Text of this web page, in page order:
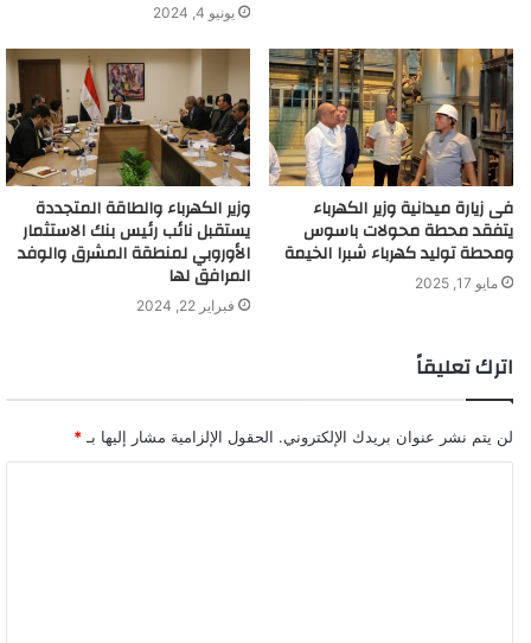
يونيو 4, 2024
فى زيارة ميدانية وزير الكهرباء
يتفقد محطة محولات باسوس
ومحطة توليد كهرباء شبرا الخيمة
مايو 17, 2025
وزير الكهرباء والطاقة المتجددة
يستقبل نائب رئيس بنك الاستثمار
الأوروبي لمنطقة المشرق والوفد
المرافق لها
فبراير 22, 2024
اترك تعليقاً
لن يتم نشر عنوان بريدك الإلكتروني. الحقول الإلزامية مشار إليها بـ *